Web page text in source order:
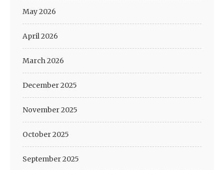
May 2026
April 2026
March 2026
December 2025
November 2025
October 2025
September 2025